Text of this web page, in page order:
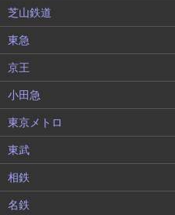
芝山鉄道
東急
京王
小田急
東京メトロ
東武
相鉄
名鉄